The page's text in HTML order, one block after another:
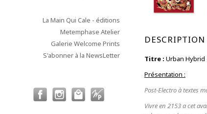
La Main Qui Cale - éditions
Metemphase Atelier
Galerie Welcome Prints
S'abonner à la NewsLetter
DESCRIPTION
Titre : Urban Hybrid
Présentation :
Post-Electro à textes
Vivre en 2153 a cet